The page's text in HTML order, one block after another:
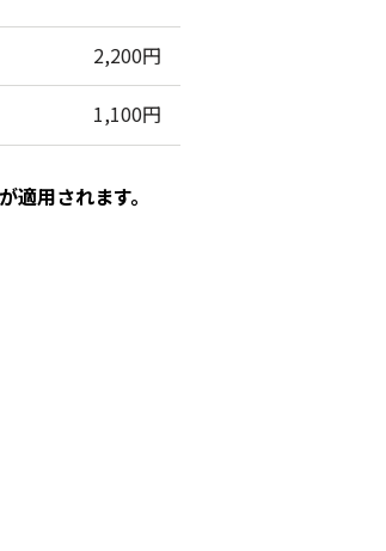
2,200円
1,100円
用されます。